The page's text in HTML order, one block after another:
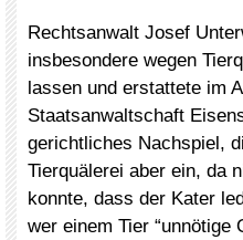
Rechtsanwalt Josef
insbesondere wegen
lassen und erstattete im
Staatsanwaltschaft
gerichtliches Nachspiel,
Tierquälerei aber ein, da
konnte, dass der Kater
wer einem Tier “unnötige